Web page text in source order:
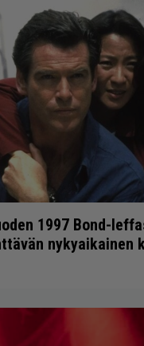
1997 Bond-
nykyaikainen